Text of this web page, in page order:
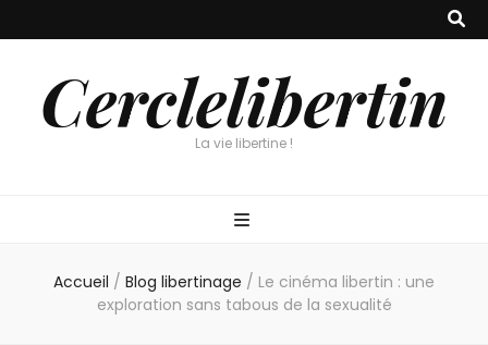
Cerclelibertin
La vie libertine !
Accueil / Blog libertinage / Le cinéma libertin : une
exploration sans tabous de la sexualité